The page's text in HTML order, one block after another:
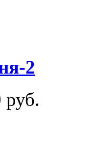
2
руб.